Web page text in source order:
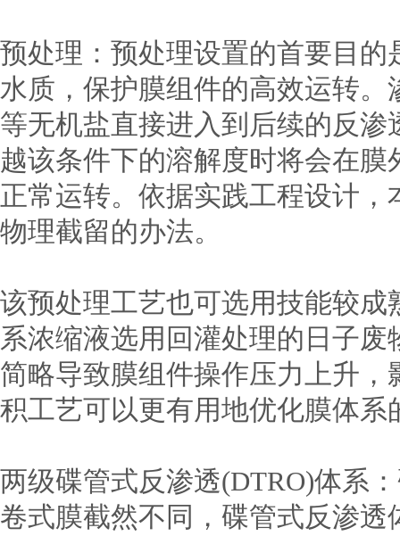
预处理：预处理设置的首要目
水质，保护膜组件的高效运转
等无机盐直接进入到后续的反
越该条件下的溶解度时将会在
正常运转。依据实践工程设计
物理截留的办法。
该预处理工艺也可选用技能较
系浓缩液选用回灌处理的日子
简略导致膜组件操作压力上升
积工艺可以更有用地优化膜体系
两级碟管式反渗透(DTRO)体系
卷式膜截然不同，碟管式反渗